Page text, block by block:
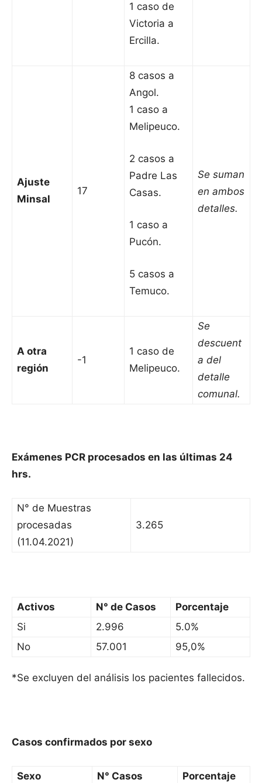
1 caso de
Victoria a
Ercilla.
Ajuste
Minsal
17
8 casos a
Angol.
1 caso a
Melipeuco.
2 casos a
Padre Las
Casas.
1 caso a
Pucón.
5 casos a
Temuco.
Se suman
en ambos
detalles.
A otra
región
-1
1 caso de
Melipeuco.
Se
descuent
a del
detalle
comunal.
Exámenes PCR procesados en las últimas 24
hrs.
N° de Muestras
procesadas
(11.04.2021)
3.265
Activos N° de Casos
Porcentaje
Si
2.996
5.0%
No
57.001 95,0%
*Se excluyen del análisis los pacientes fallecidos.
Casos confirmados por sexo
Sexo N° Casos
Porcentaje